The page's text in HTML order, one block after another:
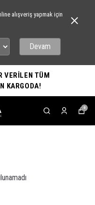
alışveriş yapmak için
Devam
VERİLEN TÜM
KARGODA!
0